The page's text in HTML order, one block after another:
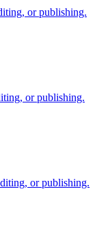
or publishing.
or publishing.
or publishing.